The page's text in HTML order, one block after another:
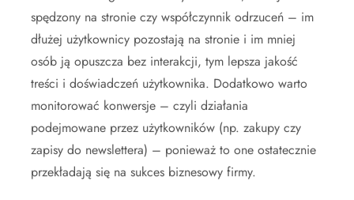
spędzony na stronie czy współczynnik odrzuceń – im
dłużej użytkownicy pozostają na stronie i im mniej
osób ją opuszcza bez interakcji, tym lepsza jakość
treści i doświadczeń użytkownika. Dodatkowo warto
monitorować konwersje – czyli działania
podejmowane przez użytkowników (np. zakupy czy
zapisy do newslettera) – ponieważ to one ostatecznie
przekładają się na sukces biznesowy firmy.